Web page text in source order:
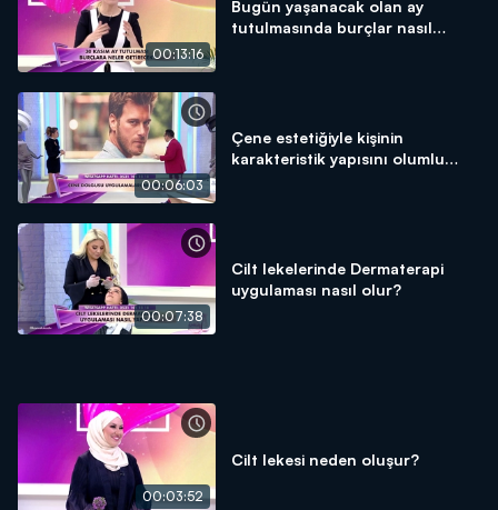
00:13:16
Bugün yaşanacak olan ay
tutulmasında burçlar nasıl
00:06:03
Çene estetiğiyle kişinin
karakteristik yapısını olumlu
00:07:38
Cilt lekelerinde Dermaterapi
uygulaması nasıl olur?
00:03:52
Cilt lekesi neden oluşur?